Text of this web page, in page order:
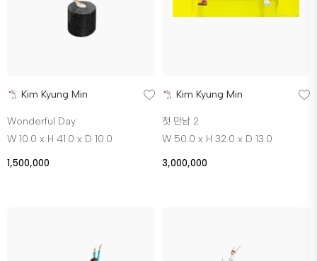
Kim Kyung Min
Wonderful Day
W 10.0 x H 41.0 x D 10.0
1,500,000
Kim Kyung Min
첫 만남 2
W 50.0 x H 32.0 x D 13.0
3,000,000